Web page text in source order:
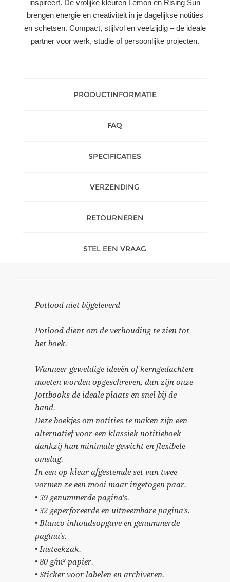
inspireert. De vrolijke kleuren Lemon en Rising Sun
brengen energie en creativiteit in je dagelijkse notities
en schetsen. Compact, stijlvol en veelzijdig – de ideale
partner voor werk, studie of persoonlijke projecten.
PRODUCTINFORMATIE
FAQ
SPECIFICATIES
VERZENDING
RETOURNEREN
STEL EEN VRAAG
Potlood niet bijgeleverd
Potlood dient om de verhouding te zien tot
het boek.
Wanneer geweldige ideeën of kerngedachten
moeten worden opgeschreven, dan zijn onze
Jottbooks de ideale plaats en snel bij de
hand.
Deze boekjes om notities te maken zijn een
alternatief voor een klassiek notitieboek
dankzij hun minimale gewicht en flexibele
omslag.
In een op kleur afgestemde set van twee
vormen ze een mooi maar ingetogen paar.
• 59 genummerde pagina's.
• 32 geperforeerde en uitneembare pagina's.
• Blanco inhoudsopgave en genummerde
pagina's.
• Insteekzak.
• 80 g/m² papier.
• Sticker voor labelen en archiveren.